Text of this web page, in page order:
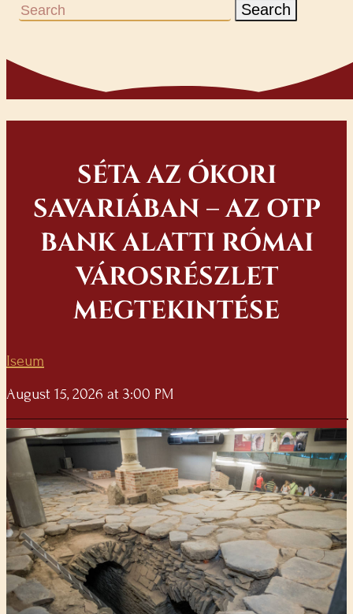
Search
SÉTA AZ ÓKORI
SAVARIÁBAN – AZ OTP
BANK ALATTI RÓMAI
VÁROSRÉSZLET
MEGTEKINTÉSE
Iseum
August 15, 2026 at 3:00 PM